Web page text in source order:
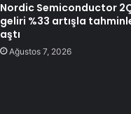
Nordic Semiconductor
geliri %33 artışla
aştı
Ağustos 7, 2026